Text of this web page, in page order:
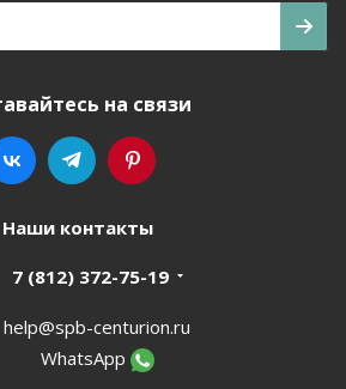
на связи
Наши контакты
7 (812) 372-75-19
help@spb-centurion.ru
WhatsApp